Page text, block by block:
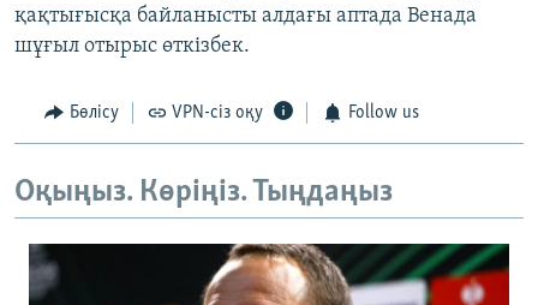
қақтығысқа байланысты алдағы аптада Венада
шұғыл отырыс өткізбек.
Бөлісу VPN-сіз оқу Follow us
Оқыңыз. Көріңіз. Тыңдаңыз